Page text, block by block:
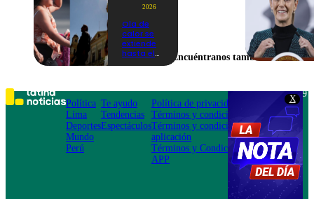
X
2026
Ola de
calor se
extiende
hasta el
Lima y
otras 16
regiones
Encuéntranos también en
Política
Lima
Deportes
Mundo
Perú
Te ayudo
Tendencias
Espectáculos
Política de privacidad
Términos y condiciones
Términos y condiciones
aplicación
Términos y Condiciones
APP
Teléfono: 219
Av. San
Felipe 968
Jesús María